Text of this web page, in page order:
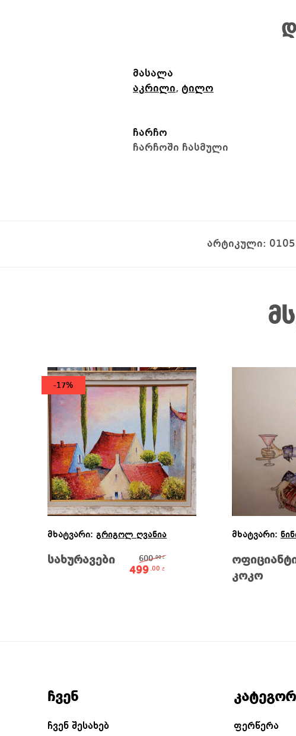
მასალა
აკრილი, ტილო
ჩარჩო
ჩარჩოში ჩასმული
არტიკული:
-17%
მხატვარი: გრიგოლ ღვანია
სახურავები 600.00₾ Original price was: 600.00
499 .00 ₾
Current price is: 499.00 ₾.
მხატვარი:
კოკო
ჩვენ
ჩვენ შესახებ ფერწერა